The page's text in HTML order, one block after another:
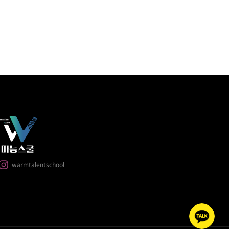
warmtalentschool